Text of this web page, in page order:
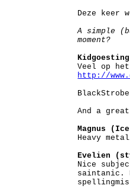
Deze keer
A simple
moment?
Veel op
http://
And a
Magnus
Heavy
Evelien
Nice
saintanic.